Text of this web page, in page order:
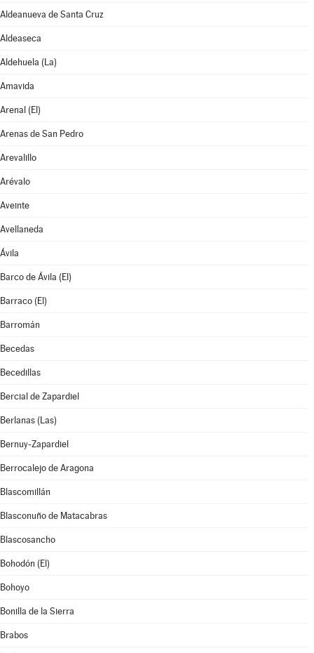
Aldeanueva de Santa Cruz
Aldeaseca
Aldehuela (La)
Amavida
Arenal (El)
Arenas de San Pedro
Arevalillo
Arévalo
Aveinte
Avellaneda
Ávila
Barco de Ávila (El)
Barraco (El)
Barromán
Becedas
Becedillas
Bercial de Zapardiel
Berlanas (Las)
Bernuy-Zapardiel
Berrocalejo de Aragona
Blascomillán
Blasconuño de Matacabras
Blascosancho
Bohodón (El)
Bohoyo
Bonilla de la Sierra
Brabos